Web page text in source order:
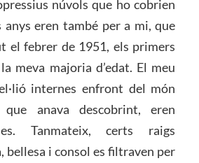
núvols que ho cobrien
eren també per a mi, que
el febrer de 1951, els primers
meva majoria d’edat. El meu
internes enfront del món
anava descobrint, eren
Tanmateix, certs raigs
bellesa i consol es filtraven per